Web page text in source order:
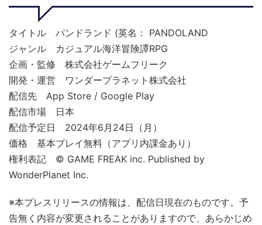
タイトル パンドランド (英名： PANDOLAND
ジャンル カジュアル海洋冒険譚RPG
企画・監修 株式会社ゲームフリーク
開発・運営 ワンダープラネット株式会社
配信先 App Store / Google Play
配信市場 日本
配信予定日 2024年6月24日（月）
価格 基本プレイ無料（アプリ内課金あり）
権利表記 © GAME FREAK inc. Published by
WonderPlanet Inc.
※本プレスリリースの情報は、配信日現在のものです。予
告無く内容が変更されることがありますので、あらかじめ